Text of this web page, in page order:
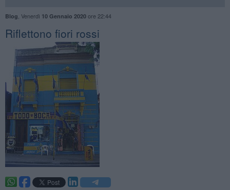
Blog Venerdì 10 Gennaio 2020ore 22:44
Riflettono fiori rossi